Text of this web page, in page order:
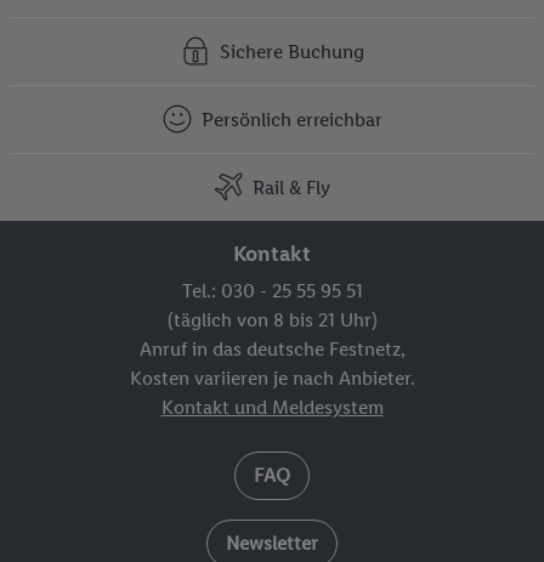
Sichere Buchung
Persönlich erreichbar
Rail & Fly
Kontakt
Tel.: 030 - 25 55 95 51
(täglich von 8 bis 21 Uhr)
Anruf in das deutsche Festnetz,
Kosten variieren je nach Anbieter.
Kontakt und Meldesystem
FAQ
Newsletter